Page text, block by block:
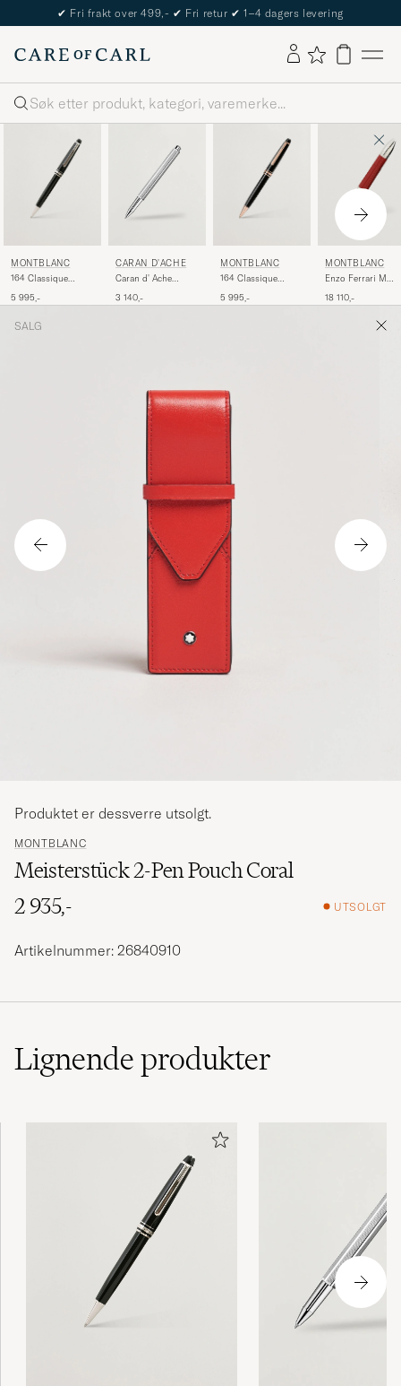
✔ Fri frakt over 499,- ✔ Fri retur ✔ 1–4 dagers levering
Søk
MONTBLANC
164 Classique
Ballpoint Pen
5 995,-
CARAN D'ACHE
Caran d' Ache
Rollerball Pen
3 140,-
MONTBLANC
164 Classique
Ballpoint Pen Red
5 995,-
MONTBLANC
Enzo Ferrari M
18 110,-
SALG
MONTBLANC
Meisterstück 2-Pen Pouch Coral
2 935,-
UTSOLGT
Produktet er dessverre utsolgt.
Artikelnummer: 26840910
Lignendeprodukter